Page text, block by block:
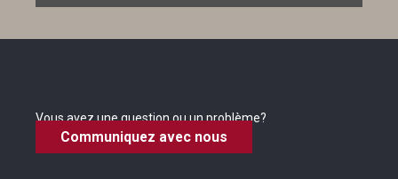
Vous avez une question ou un problème?
Communiquez avec nous